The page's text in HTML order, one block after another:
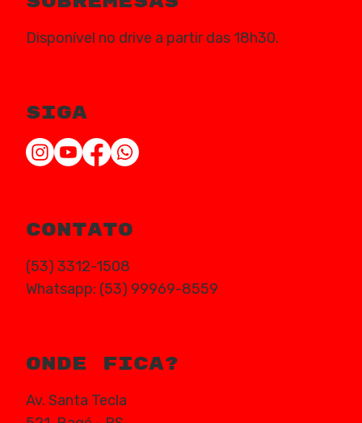
Disponível no drive a partir das 18h30.
siga
contato
(53) 3312-1508
Whatsapp: (53) 99969-8559
onde fica?
Av. Santa Tecla